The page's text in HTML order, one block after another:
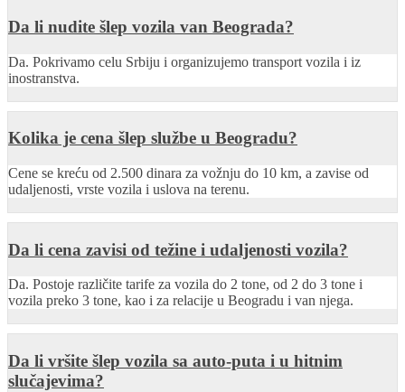
Da li nudite šlep vozila van Beograda?
Da. Pokrivamo celu Srbiju i organizujemo transport vozila i iz
inostranstva.
Kolika je cena šlep službe u Beogradu?
Cene se kreću od 2.500 dinara za vožnju do 10 km, a zavise od
udaljenosti, vrste vozila i uslova na terenu.
Da li cena zavisi od težine i udaljenosti vozila?
Da. Postoje različite tarife za vozila do 2 tone, od 2 do 3 tone i
vozila preko 3 tone, kao i za relacije u Beogradu i van njega.
Da li vršite šlep vozila sa auto-puta i u hitnim
slučajevima?